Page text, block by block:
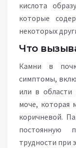
кислота
которые
некоторых
Что
Камни в
симптомы,
или в области
моче, которая
коричневой.
постоянную
трудности при